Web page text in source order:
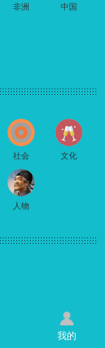
非洲 中国
社会 文化
人物
我的